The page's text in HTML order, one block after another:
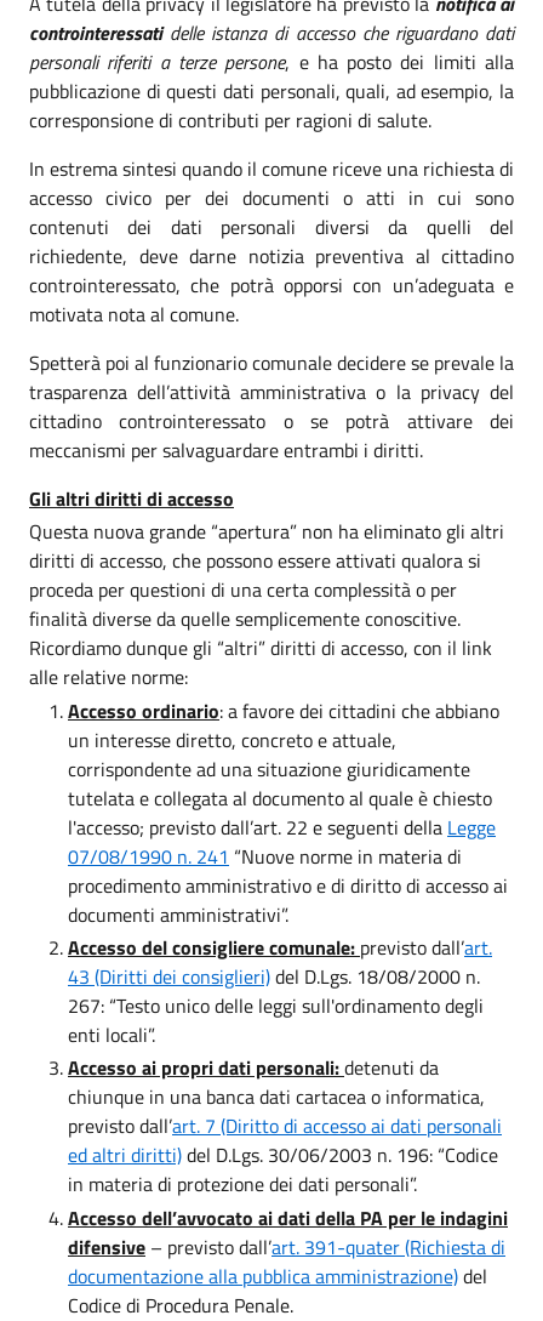
controinteressati delle istanza di accesso che riguardano dati
personali riferiti a terze persone, e ha posto dei limiti alla
pubblicazione di questi dati personali, quali, ad esempio, la
corresponsione di contributi per ragioni di salute.
In estrema sintesi quando il comune riceve una richiesta di
accesso civico per dei documenti o atti in cui sono
contenuti dei dati personali diversi da quelli del
richiedente, deve darne notizia preventiva al cittadino
controinteressato, che potrà opporsi con un’adeguata e
motivata nota al comune.
Spetterà poi al funzionario comunale decidere se prevale la
trasparenza dell’attività amministrativa o la privacy del
cittadino controinteressato o se potrà attivare dei
meccanismi per salvaguardare entrambi i diritti.
Gli altri diritti di accesso
Questa nuova grande “apertura” non ha eliminato gli altri
diritti di accesso, che possono essere attivati qualora si
proceda per questioni di una certa complessità o per
finalità diverse da quelle semplicemente conoscitive.
Ricordiamo dunque gli “altri” diritti di accesso, con il link
alle relative norme:
Accesso ordinario: a favore dei cittadini che abbiano
un interesse diretto, concreto e attuale,
corrispondente ad una situazione giuridicamente
tutelata e collegata al documento al quale è chiesto
l'accesso; previsto dall’art. 22 e seguenti della Legge
07/08/1990 n. 241 “Nuove norme in materia di
procedimento amministrativo e di diritto di accesso ai
documenti amministrativi”.
Accesso del consigliere comunale: previsto dall’art.
43 (Diritti dei consiglieri)del D.Lgs. 18/08/2000 n.
267: “Testo unico delle leggi sull'ordinamento degli
enti locali”.
Accesso ai propri dati personali:detenuti da
chiunque in una banca dati cartacea o informatica,
previsto dall’art. 7 (Diritto di accesso ai dati personali
ed altri diritti)del D.Lgs. 30/06/2003 n. 196: “Codice
in materia di protezione dei dati personali”.
Accesso dell’avvocato ai dati della PA per le indagini
difensive – previsto dall’art. 391-quater (Richiesta di
documentazione alla pubblica amministrazione)del
Codice di Procedura Penale.